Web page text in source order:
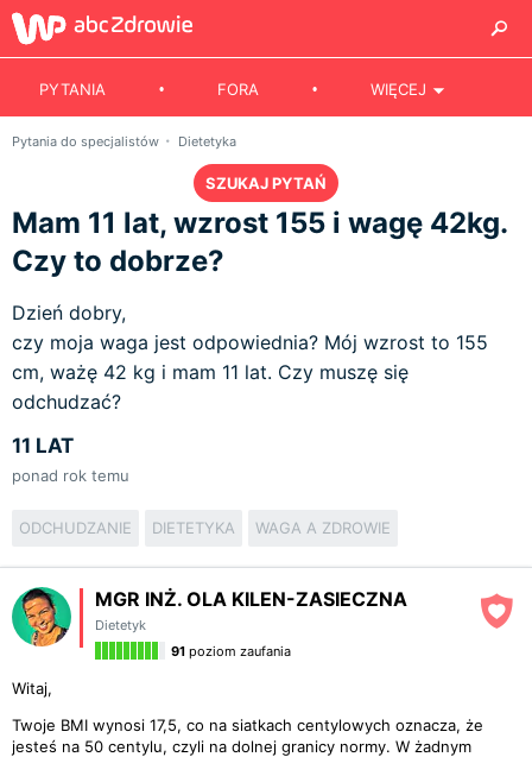
PYTANIA FORA WIĘCEJ
Pytania do specjalistów Dietetyka
SZUKAJ PYTAŃ
Mam 11 lat, wzrost 155 i wagę 42kg.
Czy to dobrze?
Dzień dobry,
czy moja waga jest odpowiednia? Mój wzrost to 155
cm, ważę 42 kg i mam 11 lat. Czy muszę się
odchudzać?
11 LAT
ponad rok temu
ODCHUDZANIE DIETETYKA WAGA A ZDROWIE
MGR INŻ. OLA KILEN-ZASIECZNA
Dietetyk
91 poziom zaufania
Witaj,
Twoje BMI wynosi 17,5, co na siatkach centylowych oznacza, że
jesteś na 50 centylu, czyli na dolnej granicy normy. W żadnym